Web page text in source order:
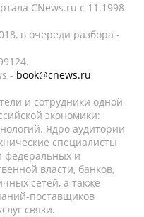
CNews.ru c 11.1998
в очереди разбора -
- book@cnews.ru
и сотрудники одной
экономики:
Ядро аудитории
специалисты
федеральных и
власти, банков,
сетей, а также
поставщиков
связи.